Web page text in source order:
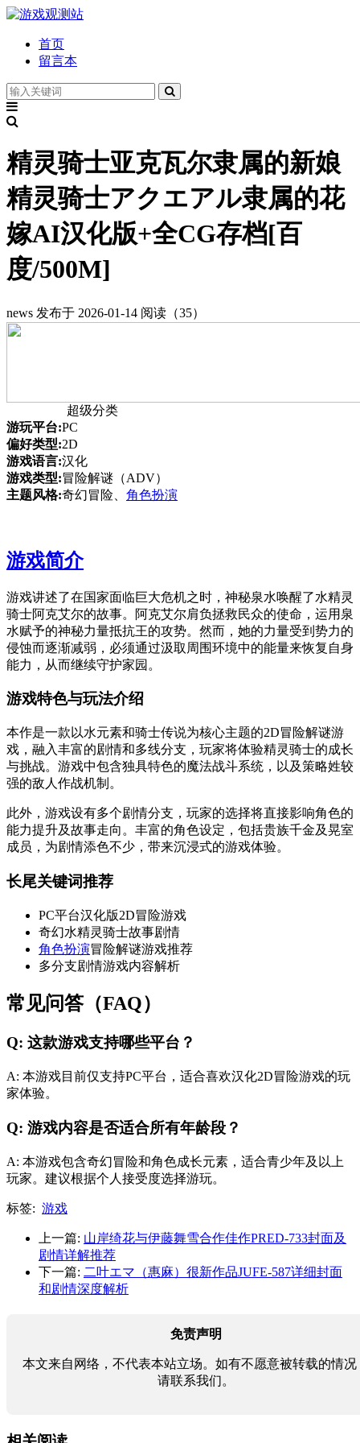
首页
留言本
精灵骑士亚克瓦尔隶属的新娘
精灵骑士アクエアル隶属的花
嫁AI汉化版+全CG存档[百
度/500M]
news 发布于 2026-01-14 阅读（35）
超级分类
游玩平台:PC
偏好类型:2D
游戏语言:汉化
游戏类型:冒险解谜（ADV）
主题风格:奇幻冒险、 角色扮演
游戏简介
游戏讲述了在国家面临巨大危机之时，神秘泉水唤醒了水精灵
骑士阿克艾尔的故事。阿克艾尔肩负拯救民众的使命，运用泉
水赋予的神秘力量抵抗王的攻势。然而，她的力量受到势力的
侵蚀而逐渐减弱，必须通过汲取周围环境中的能量来恢复自身
能力，从而继续守护家园。
游戏特色与玩法介绍
本作是一款以水元素和骑士传说为核心主题的2D冒险解谜游
戏，融入丰富的剧情和多线分支，玩家将体验精灵骑士的成长
与挑战。游戏中包含独具特色的魔法战斗系统，以及策略姓较
强的敌人作战机制。
此外，游戏设有多个剧情分支，玩家的选择将直接影响角色的
能力提升及故事走向。丰富的角色设定，包括贵族千金及晃室
成员，为剧情添色不少，带来沉浸式的游戏体验。
长尾关键词推荐
PC平台汉化版2D冒险游戏
奇幻水精灵骑士故事剧情
角色扮演冒险解谜游戏推荐
多分支剧情游戏内容解析
常见问答（FAQ）
Q: 这款游戏支持哪些平台？
A: 本游戏目前仅支持PC平台，适合喜欢汉化2D冒险游戏的玩
家体验。
Q: 游戏内容是否适合所有年龄段？
A: 本游戏包含奇幻冒险和角色成长元素，适合青少年及以上
玩家。建议根据个人接受度选择游玩。
标签: 游戏
上一篇: 山岸绮花与伊藤舞雪合作佳作PRED-733封面及
剧情详解推荐
下一篇: 二叶エマ（惠麻）很新作品JUFE-587详细封面
和剧情深度解析
免责声明
本文来自网络，不代表本站立场。如有不愿意被转载的情况
请联系我们。